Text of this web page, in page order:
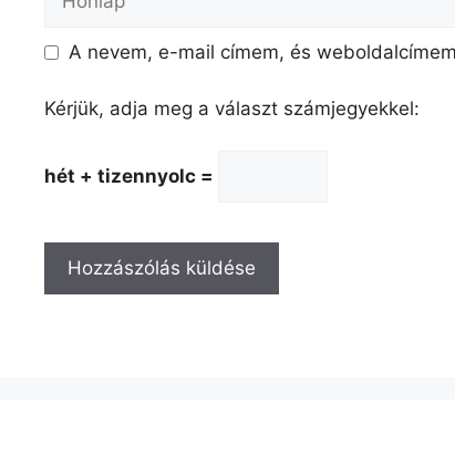
A nevem, e-mail címem, és
Kérjük, adja meg a választ számjegyekkel:
hét + tizennyolc =